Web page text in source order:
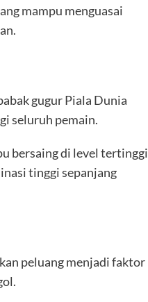
mampu menguasai
gugur Piala Dunia
seluruh pemain.
bersaing di level tertinggi
tinggi sepanjang
peluang menjadi faktor